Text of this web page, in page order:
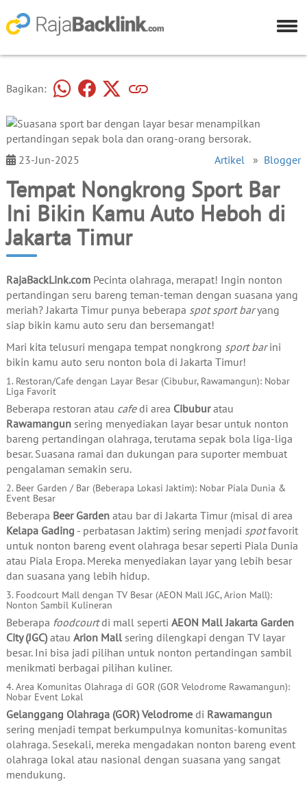
Bagikan:
23-Jun-2025 Artikel » Blogger
Tempat Nongkrong Sport Bar
Ini Bikin Kamu Auto Heboh di
Jakarta Timur
RajaBackLink.comPecinta olahraga, merapat! Ingin nonton
pertandingan seru bareng teman-teman dengan suasana yang
meriah? Jakarta Timur punya beberapa spot sport baryang
siap bikin kamu auto seru dan bersemangat!
Mari kita telusuri mengapa tempat nongkrong sport barini
bikin kamu auto seru nonton bola di Jakarta Timur!
1. Restoran/Cafe dengan Layar Besar (Cibubur, Rawamangun): Nobar
Liga Favorit
Beberapa restoran atau cafedi area Cibuburatau
Rawamangunsering menyediakan layar besar untuk nonton
bareng pertandingan olahraga, terutama sepak bola liga-liga
besar. Suasana ramai dan dukungan para suporter membuat
pengalaman semakin seru.
2. Beer Garden / Bar (Beberapa Lokasi Jaktim): Nobar Piala Dunia &
Event Besar
Beberapa Beer Gardenatau bar di Jakarta Timur (misal di area
Kelapa Gading - perbatasan Jaktim) sering menjadi spotfavorit
untuk nonton bareng event olahraga besar seperti Piala Dunia
atau Piala Eropa. Mereka menyediakan layar yang lebih besar
dan suasana yang lebih hidup.
3. Foodcourt Mall dengan TV Besar (AEON Mall JGC, Arion Mall):
Nonton Sambil Kulineran
Beberapa foodcourtdi mall seperti AEON Mall Jakarta Garden
City (JGC)atau Arion Mallsering dilengkapi dengan TV layar
besar. Ini bisa jadi pilihan untuk nonton pertandingan sambil
menikmati berbagai pilihan kuliner.
4. Area Komunitas Olahraga di GOR (GOR Velodrome Rawamangun):
Nobar Event Lokal
Gelanggang Olahraga (GOR) Velodromedi Rawamangun
sering menjadi tempat berkumpulnya komunitas-komunitas
olahraga. Sesekali, mereka mengadakan nonton bareng event
olahraga lokal atau nasional dengan suasana yang sangat
mendukung.